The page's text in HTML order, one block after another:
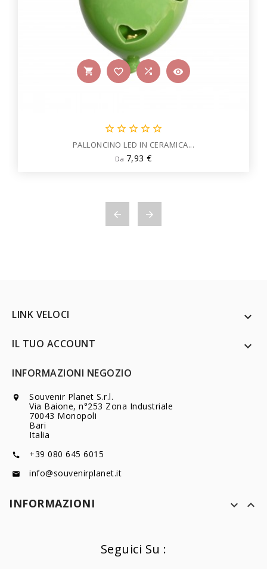
    
PALLONCINO LED IN CERAMICA...
Prezzo
Da 7,93 €
   
 
LINK VELOCI 
IL TUO ACCOUNT 
INFORMAZIONI NEGOZIO

Souvenir Planet S.r.l.
Via Baione, n°253 Zona Industriale
70043 Monopoli
Bari
Italia
 +39 080 645 6015
 info@souvenirplanet.it
INFORMAZIONI  
Seguici Su :